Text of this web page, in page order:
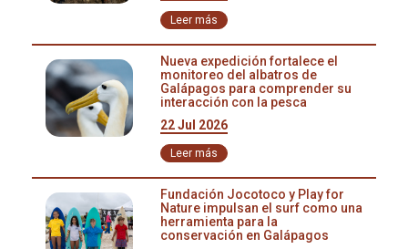
Leer más
Nueva expedición fortalece el
monitoreo del albatros de
Galápagos para comprender su
interacción con la pesca
22 Jul 2026
Leer más
Fundación Jocotoco y Play for
Nature impulsan el surf como una
herramienta para la
conservación en Galápagos
Entre las actividades realizadas por Prefectura de El Oro
durante la 'Semana del Medio Ambiente'. Fuimos
invitados a participar en una conferencia sobre la
importancia de la Reserva Buenaventura. Marco Gálvez
dio un importante discurso sobre la importancia
biológica y ecológica de la reserva. El Periquito de El Oro
fue seleccionado como especie emblemática. Pericles
es una figura carismática con fines de educación